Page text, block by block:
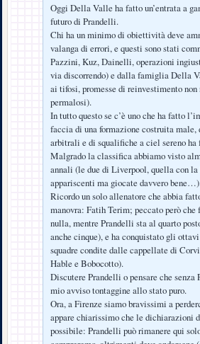
Oggi Della Valle ha fatto un’entrata a
futuro di Prandelli.
Chi ha un minimo di obiettività deve
valanga di errori, e questi sono stati
Pazzini, Kuz, Dainelli, operazioni
via discorrendo) e dalla famiglia Della
ai tifosi, promesse di reinvestimento
permalosi).
In tutto questo se c’è uno che ha fatto
faccia di una formazione costruita
arbitrali e di squalifiche a ciel sereno ha
Malgrado la classifica abbiamo visto
annali (le due di Liverpool, quella con
appariscenti ma giocate davvero bene…).
Ricordo un solo allenatore che abbia
manovra: Fatih Terim; peccato però
nulla, mentre Prandelli sta al quarto
anche cinque), e ha conquistato gli
squadre condite dalle cappellate di
Hable e Bobocotto).
Discutere Prandelli o pensare che
mio avviso tontaggine allo stato puro.
Ora, a Firenze siamo bravissimi a
appare chiarissimo che le dichiarazioni
possibile: Prandelli può rimanere qui